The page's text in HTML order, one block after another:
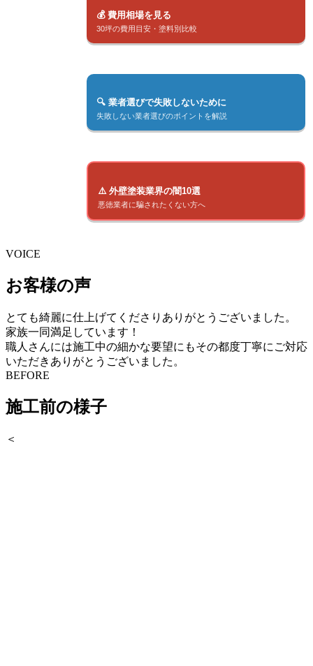
💰 費用相場を見る
30坪の費用目安・塗料別比較
🔍 業者選びで失敗しないために
失敗しない業者選びのポイントを解説
⚠️ 外壁塗装業界の闇10選
悪徳業者に騙されたくない方へ
VOICE
お客様の声
とても綺麗に仕上げてくださりありがとうございました。
家族一同満足しています！
職人さんには施工中の細かな要望にもその都度丁寧にご対応
いただきありがとうございました。
BEFORE
施工前の様子
＜